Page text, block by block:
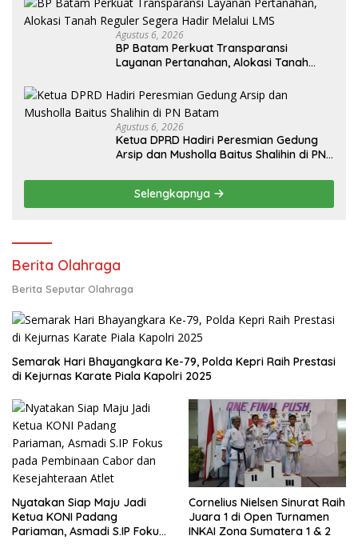
Agustus 6, 2026
BP Batam Perkuat Transparansi
Layanan Pertanahan, Alokasi Tanah
Agustus 6, 2026
Ketua DPRD Hadiri Peresmian Gedung
Arsip dan Musholla Baitus Shalihin di PN
Selengkapnya
Berita Olahraga
Berita Seputar Olahraga
Semarak Hari Bhayangkara Ke-79, Polda Kepri Raih Prestasi
di Kejurnas Karate Piala Kapolri 2025
Nyatakan Siap Maju Jadi
Ketua KONI Padang
Pariaman, Asmadi S.IP Fokus
Cornelius Nielsen Sinurat Raih
Juara 1 di Open Turnamen
INKAI Zona Sumatera 1 & 2